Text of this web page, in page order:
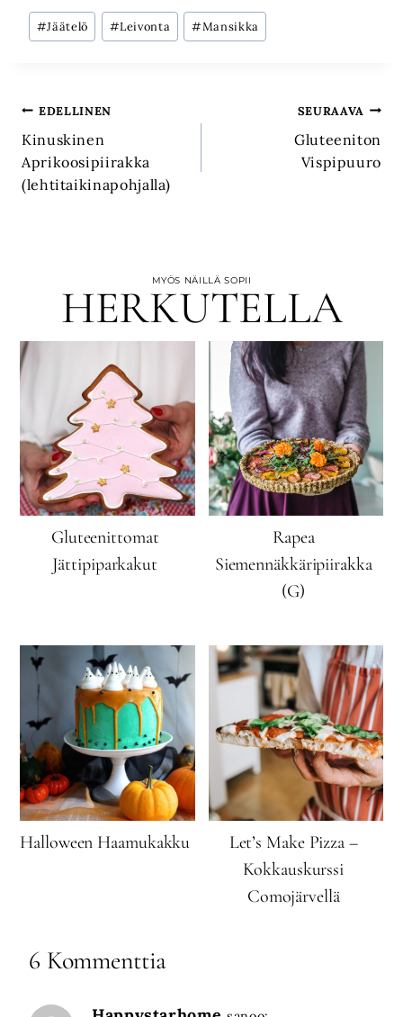
Avainsanat:
#Jäätelö #Leivonta #Mansikka
Artikkelien
selaus
EDELLINEN
Kinuskinen
Aprikoosipiirakka
(lehtitaikinapohjalla)
SEURAAVA
Gluteeniton
Vispipuuro
MYÖS NÄILLÄ SOPII
HERKUTELLA
Gluteenittomat
Jättipiparkakut
Rapea
Siemennäkkäripiirakka
(G)
Halloween Haamukakku
Let’s Make Pizza –
Kokkauskurssi
Comojärvellä
6 Kommenttia